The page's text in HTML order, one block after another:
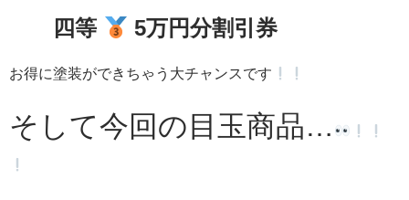
四等 5万円分割引券
お得に塗装ができちゃう大チャンスです
そして今回の目玉商品…